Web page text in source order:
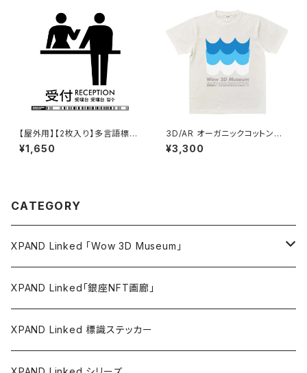
【屋外用】【2枚入り】多言語標識
「受付（白）」- 150x150mm/5言
語/新JIS対応/屋外対応/スマホ
¥1,650
3D/AR オーガニックコットンT
シャツ「Wow 3D Museum」
¥3,300
CATEGORY
XPAND Linked 「Wow 3D Museum」
ウォールステッカー
バリューステッカー
マグネットステッカー
XPAND Linked「銀座NFT画廊」
XPAND Linked 標識ステッカー